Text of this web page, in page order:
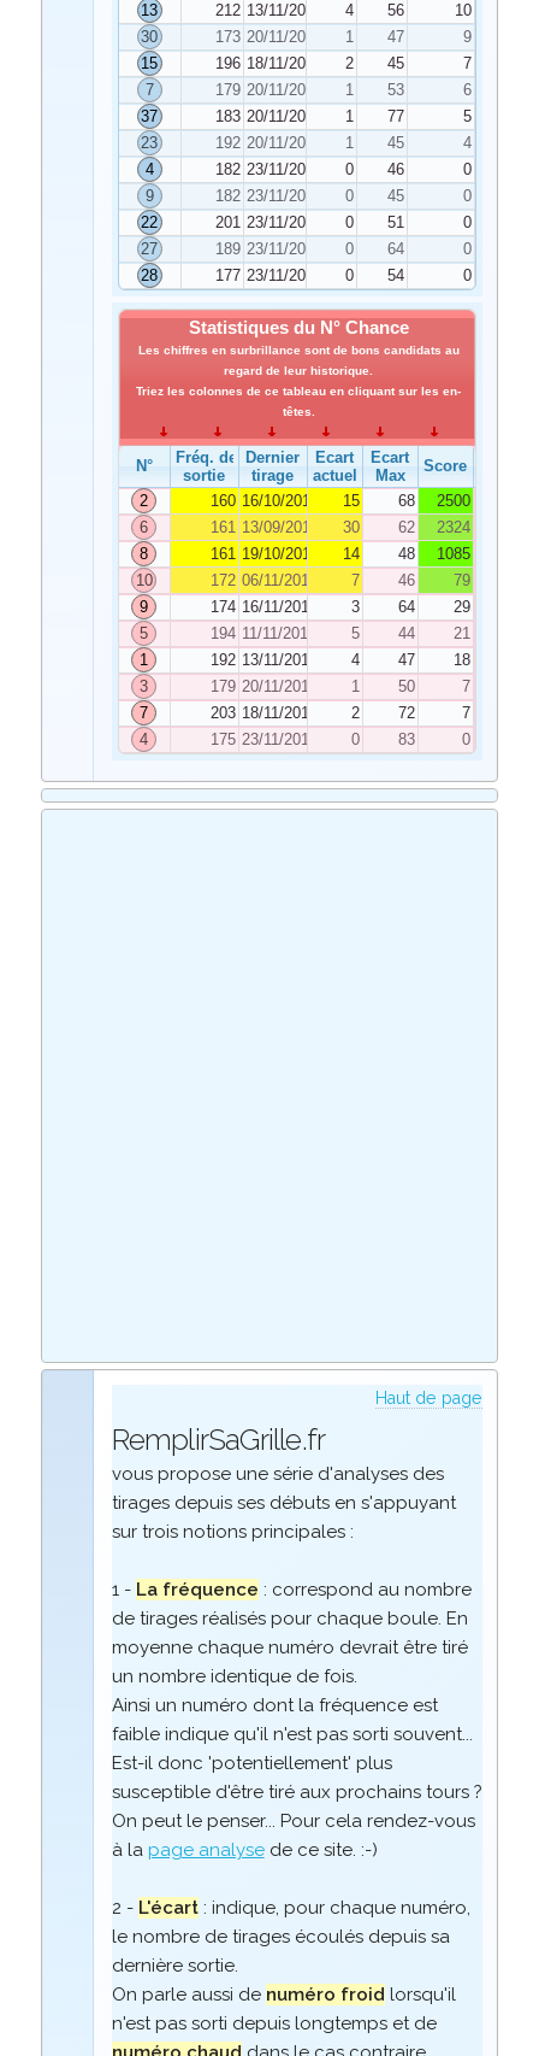
13
212 13/11/2019 4 56
10
30
173 20/11/2019 1 47
9
15
196 18/11/2019 2 45
7
7
179 20/11/2019 1 53
6
37
183 20/11/2019 1 77
5
23
192 20/11/2019 1 45
4
4
182 23/11/2019 0 46
0
9
182 23/11/2019 0 45
0
22
201 23/11/2019 0 51
0
27
189 23/11/2019 0 64
0
28
177 23/11/2019 0 54 0
Statistiques du N° Chance
Les chiffres en surbrillance sont de bons candidats au
regard de leur historique.
Triez les colonnes de ce tableau en cliquant sur les en-
têtes.
N°
Fréq. de
sortie
Dernier
tirage
Ecart
actuel
Ecart
Max
Score
2
160 16/10/2019 15 68
2500
6
161 13/09/2019 30 62
2324
8
161 19/10/2019 14 48
1085
10
172 06/11/2019 7 46
79
9
174 16/11/2019 3 64
29
5
194 11/11/2019 5 44
21
1
192 13/11/2019 4 47
18
3
179 20/11/2019 1 50
7
7
203 18/11/2019 2 72
7
4
175 23/11/2019 0 83 0
Haut de page
RemplirSaGrille.fr
vous propose une série d'analyses des
tirages depuis ses débuts en s'appuyant
sur trois notions principales :
1 - La fréquence : correspond au nombre
de tirages réalisés pour chaque boule. En
moyenne chaque numéro devrait être tiré
un nombre identique de fois.
Ainsi un numéro dont la fréquence est
faible indique qu'il n'est pas sorti souvent...
Est-il donc 'potentiellement' plus
susceptible d'être tiré aux prochains tours ?
On peut le penser... Pour cela rendez-vous
à la page analysede ce site. :-)
2 - L'écart: indique, pour chaque numéro,
le nombre de tirages écoulés depuis sa
dernière sortie.
On parle aussi de numéro froid lorsqu'il
n'est pas sorti depuis longtemps et de